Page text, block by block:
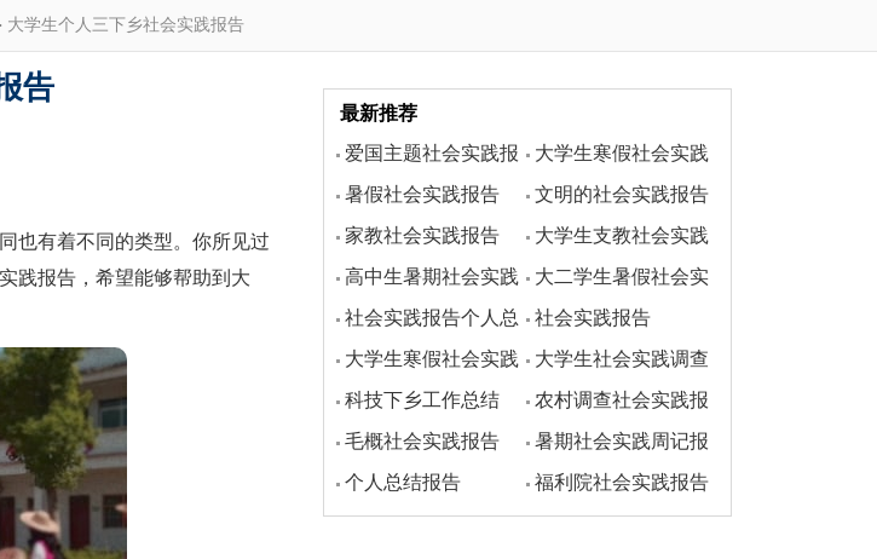
大学生个人三下乡社会实践报告
告
有着不同的类型。你所见过
践报告，希望能够帮助到大
最新推荐
爱国主题社会实践报
告
大学生寒假社会实践
报告
暑假社会实践报告
文明的社会实践报告
家教社会实践报告
大学生支教社会实践
报告
高中生暑期社会实践
报告
大二学生暑假社会实
践报告
社会实践报告个人总
结800字
社会实践报告
大学生寒假社会实践
报告范文3000字
大学生社会实践调查
报告范文参考
科技下乡工作总结 农村调查社会实践报
告模板
毛概社会实践报告
3000字
暑期社会实践周记报
告
个人总结报告 福利院社会实践报告